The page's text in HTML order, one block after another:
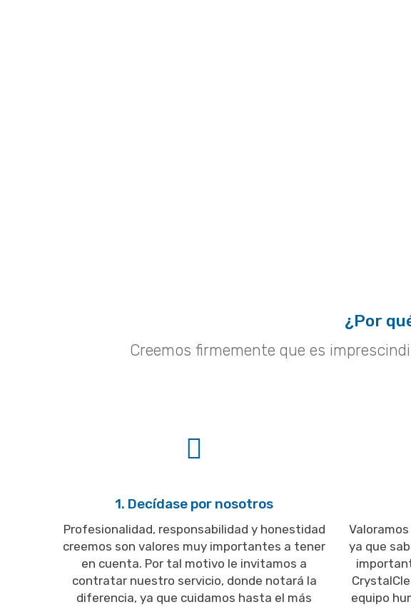
¿Por
Creemos firmemente que es
1. Decídase por nosotros
Profesionalidad, responsabilidad y honestidad
creemos son valores muy importantes a tener
en cuenta. Por tal motivo le invitamos a
contratar nuestro servicio, donde notará la
diferencia, ya que cuidamos hasta el más
ya que
equipo